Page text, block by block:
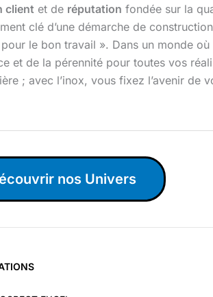
client et de réputation fondée sur la
clé d’une démarche de
le bon travail ». Dans un monde
et de la pérennité pour toutes vos
; avec l’inox, vous fixez l’avenir de
nos Univers